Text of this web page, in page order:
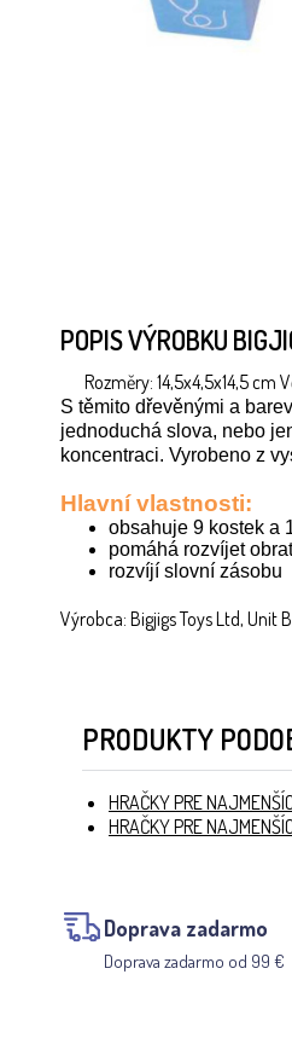
POPIS VÝROBKU
Rozměry: 14,5x4,5x14,5 cm
S těmito dřevěnými a
jednoduchá slova, nebo
koncentraci. Vyrobeno z
Hlavní vlastnosti:
obsahuje 9 kostek a
pomáhá rozvíjet
rozvíjí slovní zásobu
Výrobca: Bigjigs Toys Ltd, Unit
PRODUKTY
HRAČKY PRE
HRAČKY PRE
Doprava zadarmo
Doprava zadarmo od 99 €